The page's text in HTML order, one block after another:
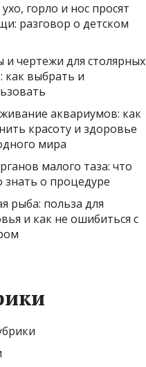
горло и нос просят
разговор о детском
и чертежи для столярных
как выбрать и
аквариумов: как
красоту и здоровье
мира
малого таза: что
знать о процедуре
рыба: польза для
и как не ошибиться с